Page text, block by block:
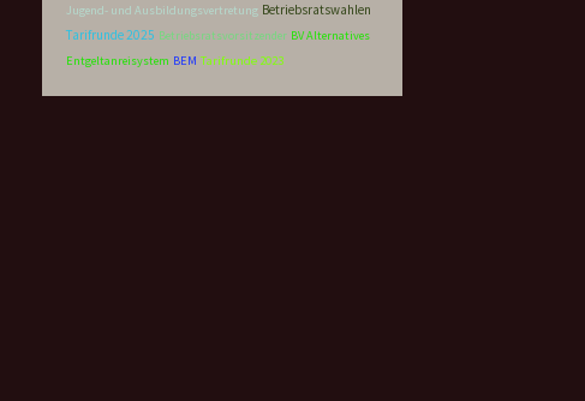
Jugend- und Ausbildungsvertretung Betriebsratswahlen
Tarifrunde 2025 Betriebsratsvorsitzender BV Alternatives
Entgeltanreisystem BEM Tarifrunde 2023